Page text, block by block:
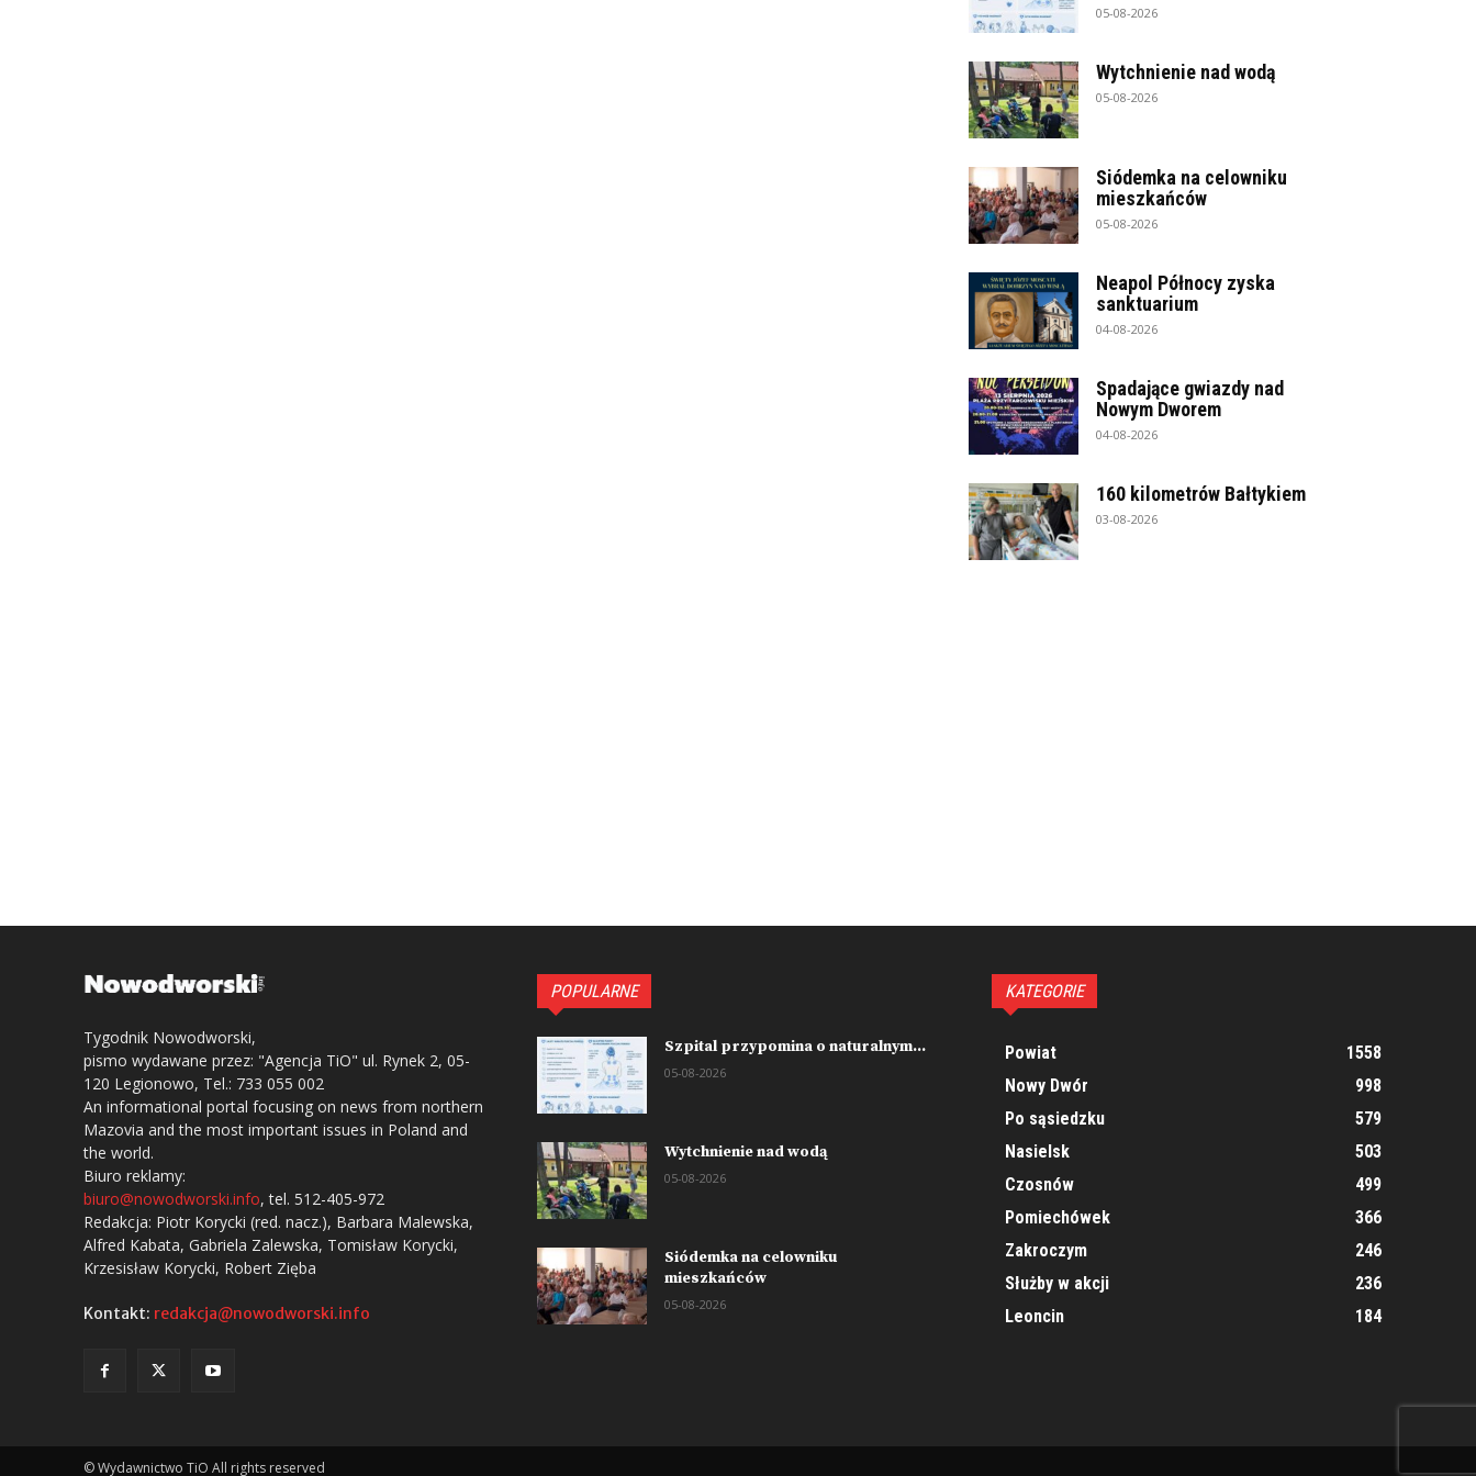
05-08-2026
Wytchnienie nad wodą
05-08-2026
Siódemka na celowniku
mieszkańców
05-08-2026
Neapol Północy zyska
sanktuarium
04-08-2026
Spadające gwiazdy nad
Nowym Dworem
04-08-2026
160 kilometrów Bałtykiem
03-08-2026
Tygodnik Nowodworski,
pismo wydawane przez: "Agencja TiO" ul. Rynek 2, 05-
120 Legionowo, Tel.: 733 055 002
An informational portal focusing on news from northern
Mazovia and the most important issues in Poland and
the world.
Biuro reklamy:
biuro@nowodworski.info, tel. 512-405-972
Redakcja: Piotr Korycki (red. nacz.), Barbara Malewska,
Alfred Kabata, Gabriela Zalewska, Tomisław Korycki,
Krzesisław Korycki, Robert Zięba
Kontakt: redakcja@nowodworski.info
POPULARNE
Szpital przypomina o naturalnym...
05-08-2026
Wytchnienie nad wodą
05-08-2026
Siódemka na celowniku
mieszkańców
05-08-2026
KATEGORIE
Powiat
1558
Nowy Dwór
998
Po sąsiedzku
579
Nasielsk
503
Czosnów
499
Pomiechówek
366
Zakroczym
246
Służby w akcji
236
Leoncin
184
© Wydawnictwo TiO All rights reserved